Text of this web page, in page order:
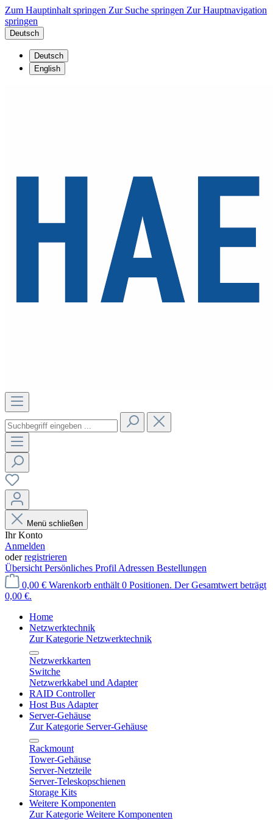
Zum Hauptinhalt springen Zur Suche springen Zur Hauptnavigation
springen
Deutsch
Deutsch
English
Menü schließen
Ihr Konto
Anmelden
oderregistrieren
Übersicht Persönliches Profil Adressen Bestellungen
0,00 € Warenkorb enthält 0 Positionen. Der Gesamtwert beträgt
0,00 €.
Home
Netzwerktechnik
Zur Kategorie Netzwerktechnik
Netzwerkkarten
Switche
Netzwerkkabel und Adapter
RAID Controller
Host Bus Adapter
Server-Gehäuse
Zur Kategorie Server-Gehäuse
Rackmount
Tower-Gehäuse
Server-Netzteile
Server-Teleskopschienen
Storage Kits
Weitere Komponenten
Zur Kategorie Weitere Komponenten